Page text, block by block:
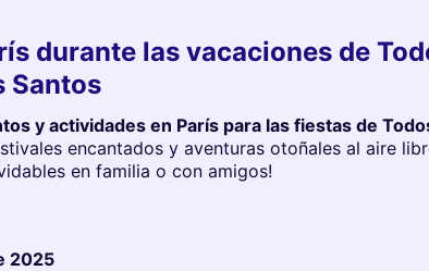
durante las vacaciones de
Santos
y actividades en París para las fiestas de
encantados y aventuras otoñales al aire
en familia o con amigos!
2025